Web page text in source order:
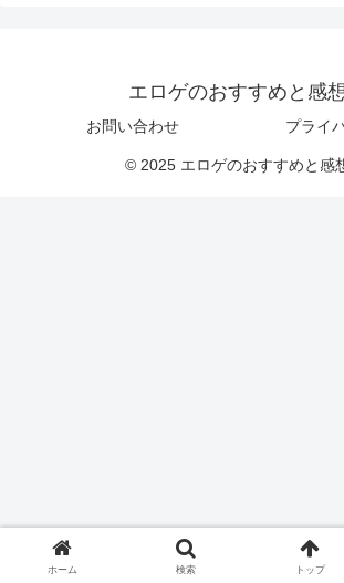
エロゲのおすすめと感
お問い合わせ プライ
© 2025 エロゲのおすすめと感
ホーム 検索 トップ